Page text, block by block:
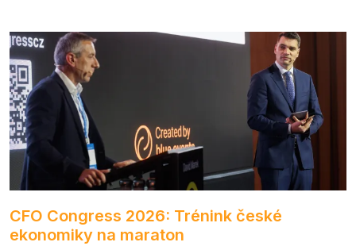
CFO Congress 2026: Trénink české
ekonomiky na maraton